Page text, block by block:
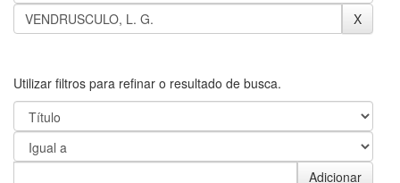
Utilizar filtros para refinar o resultado de busca.